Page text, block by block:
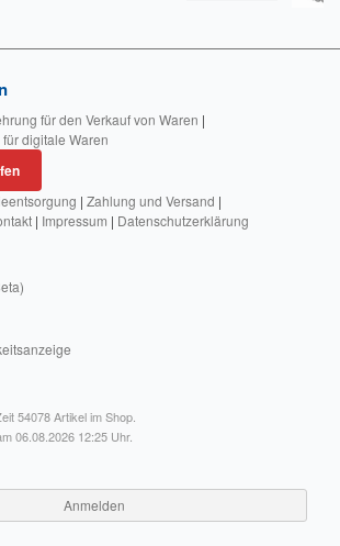
für den Verkauf von Waren |
digitale Waren
| Zahlung und Versand |
| Impressum | Datenschutzerklärung
54078 Artikel im Shop.
06.08.2026 12:25 Uhr.
Anmelden